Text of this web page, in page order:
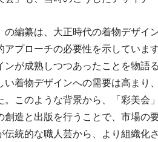
の編纂は、大正時代の着物デザ
アプローチの必要性を示していま
ンが成熟しつつあったことを物語
い着物デザインへの需要は高まり
。このような背景から、「彩美会
創造と出版を行うことで、市場の
統的な職人芸から、より組織化